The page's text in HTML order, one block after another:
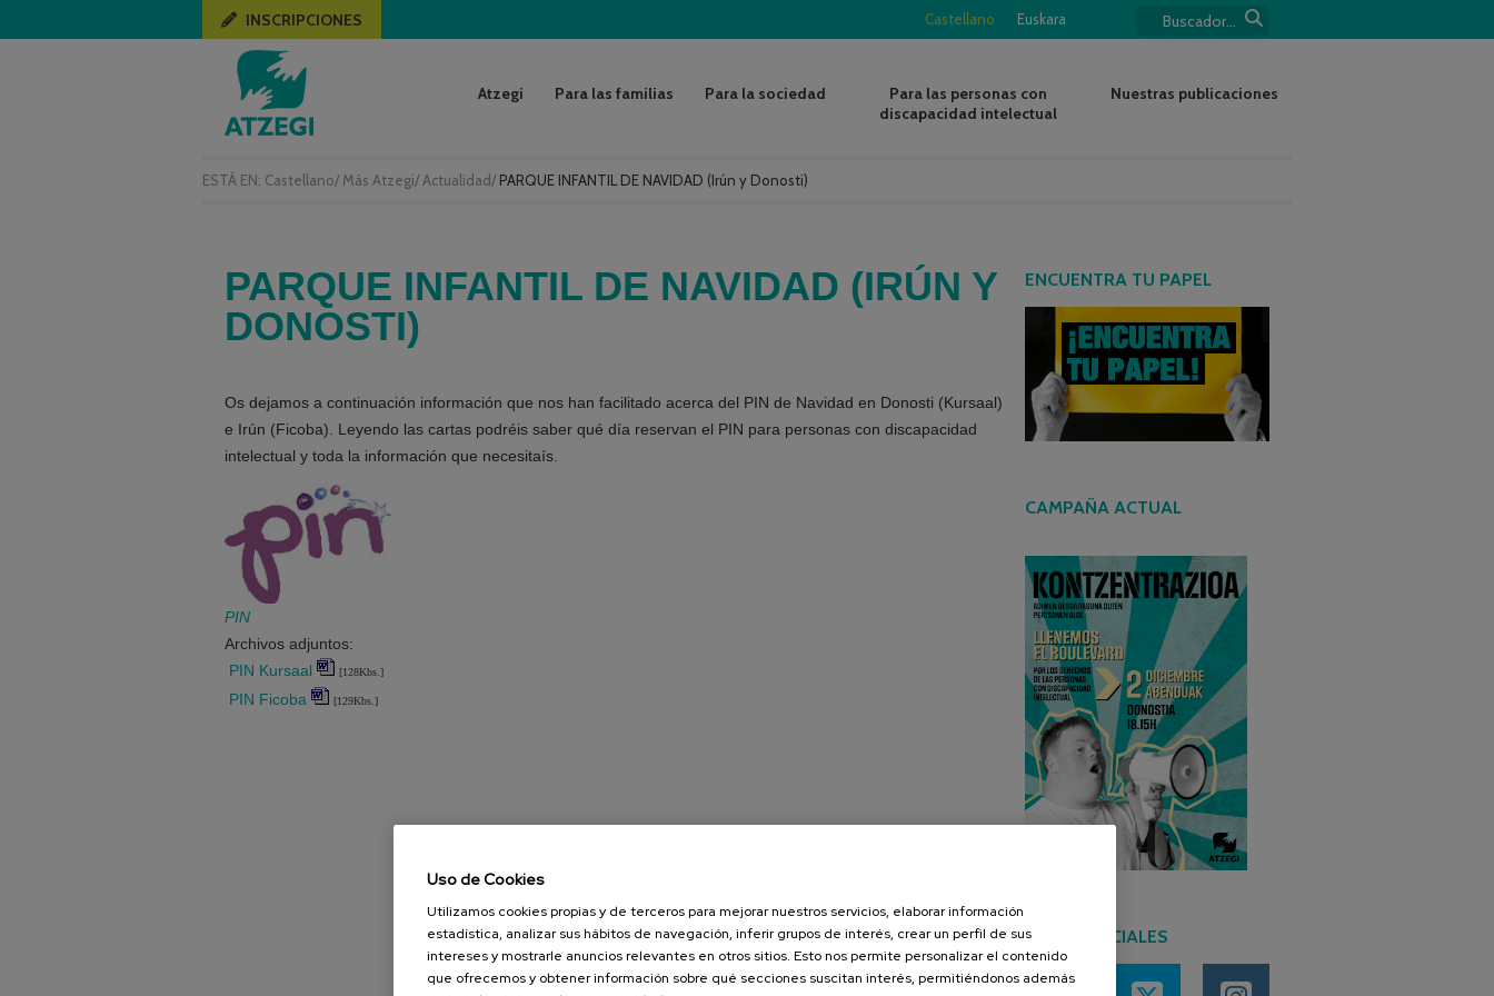
ESTÁ EN: Castellano/ Más Atzegi/ Actualidad/ PARQUE INFANTIL DE NAVIDAD (Irún y Donosti)
Castellano Euskara
INSCRIPCIONES
Atzegi Para las familias Para la sociedad
Para las personas con
discapacidad intelectual
Nuestras publicaciones
PARQUE INFANTIL DE NAVIDAD (IRÚN Y
DONOSTI)
Os dejamos a continuación información que nos han facilitado acerca del PIN de Navidad en Donosti (Kursaal)
e Irún (Ficoba). Leyendo las cartas podréis saber qué día reservan el PIN para personas con discapacidad
intelectual y toda la información que necesitaís.
PIN
Archivos adjuntos:
PIN Kursaal
[128Kbs.]
PIN Ficoba [129Kbs.]
ENCUENTRA TU PAPEL
CAMPAÑA ACTUAL
REDES SOCIALES
Uso de Cookies
Utilizamos cookies propias y de terceros para mejorar nuestros servicios, elaborar información
estadística, analizar sus hábitos de navegación, inferir grupos de interés, crear un perfil de sus
intereses y mostrarle anuncios relevantes en otros sitios. Esto nos permite personalizar el contenido
que ofrecemos y obtener información sobre qué secciones suscitan interés, permitiéndonos además